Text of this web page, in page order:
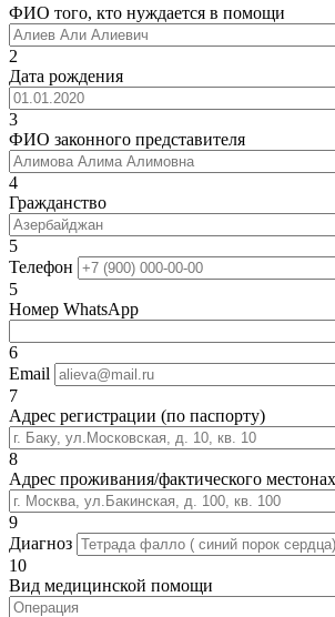
ФИО того, кто нуждается в помощи
2
Дата рождения
3
ФИО законного представителя
4
Гражданство
5
Телефон
5
Номер WhatsApp
6
Email
7
Адрес регистрации (по паспорту)
8
Адрес проживания/фактического
9
Диагноз
10
Вид медицинской помощи